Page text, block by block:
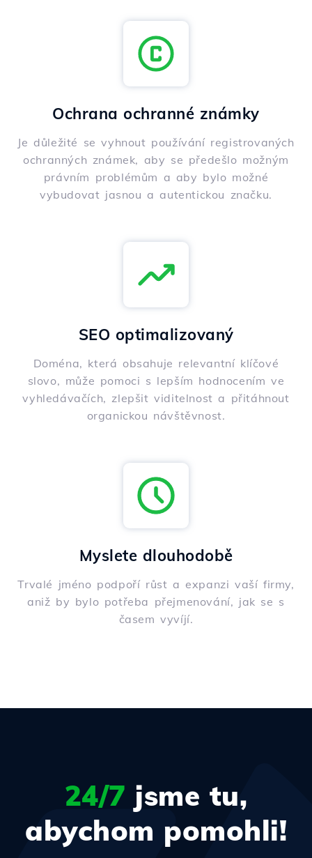
Ochrana ochranné známky
Je důležité se vyhnout používání registrovaných
ochranných známek, aby se předešlo možným
právním problémům a aby bylo možné
vybudovat jasnou a autentickou značku.
SEO optimalizovaný
Doména, která obsahuje relevantní klíčové
slovo, může pomoci s lepším hodnocením ve
vyhledávačích, zlepšit viditelnost a přitáhnout
organickou návštěvnost.
Myslete dlouhodobě
Trvalé jméno podpoří růst a expanzi vaší firmy,
aniž by bylo potřeba přejmenování, jak se s
časem vyvíjí.
24/7 jsme tu,
abychom pomohli!